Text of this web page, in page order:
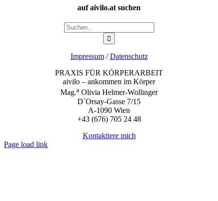
auf aivilo.at suchen
Suche
nach:
Impressum/Datenschutz
PRAXIS FÜR KÖRPERARBEIT
aivilo – ankommen im Körper
Mag.a Olivia Helmer-Wollinger
D`Orsay-Gasse 7/15
A-1090 Wien
+43 (676) 705 24 48
Kontaktiere mich
Page load link